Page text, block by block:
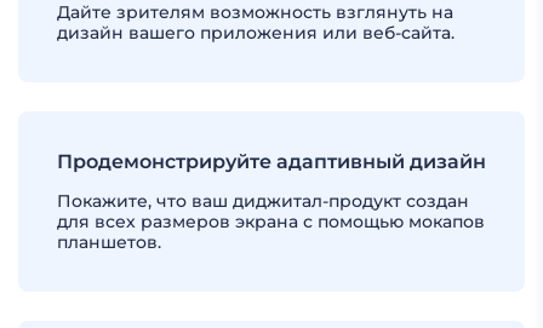
Дайте зрителям возможность взглянуть на
дизайн вашего приложения или веб-сайта.
Продемонстрируйте адаптивный дизайн
Покажите, что ваш диджитал-продукт создан
для всех размеров экрана с помощью мокапов
планшетов.